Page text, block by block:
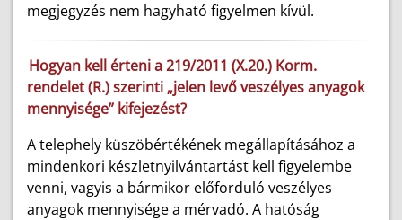
megjegyzés nem hagyható figyelmen kívül.
Hogyan kell érteni a 219/2011 (X.20.) Korm.
rendelet (R.) szerinti „jelen levő veszélyes anyagok
mennyisége” kifejezést?
A telephely küszöbértékének megállapításához a
mindenkori készletnyilvántartást kell figyelembe
venni, vagyis a bármikor előforduló veszélyes
anyagok mennyisége a mérvadó. A hatóság